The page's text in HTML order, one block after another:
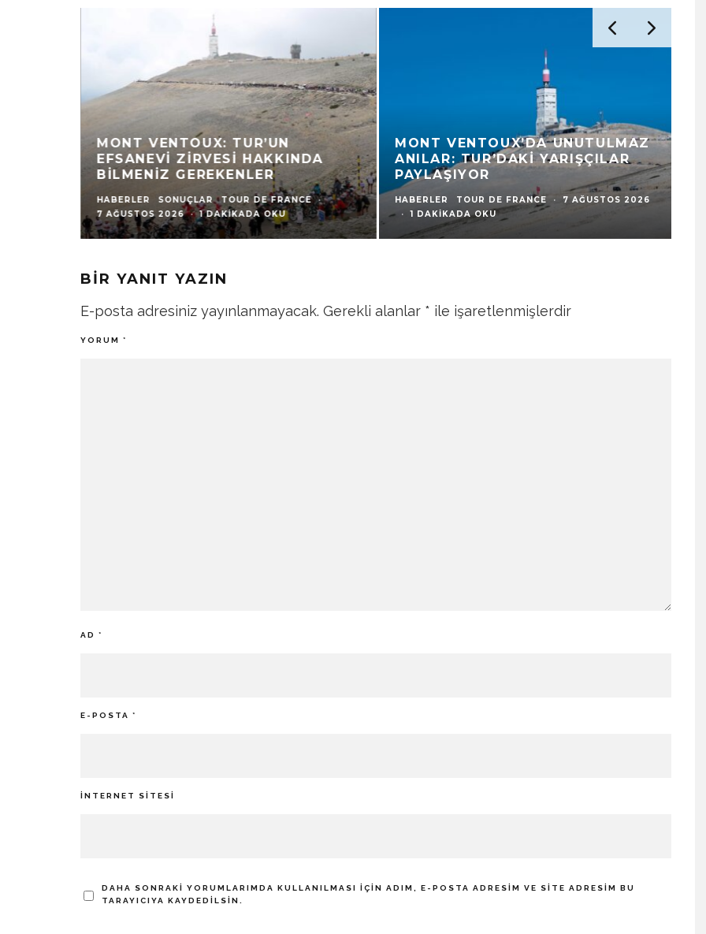
MONT VENTOUX: TUR’UN
EFSANEVI ZIRVESI HAKKINDA
BILMENIZ GEREKENLER
HABERLER SONUÇLAR TOUR DE FRANCE
·
7 AĞUSTOS 2026
· 1 DAKIKADA OKU
MONT VENTOUX’DA UNUTULMAZ
ANILAR: TUR’DAKI YARIŞÇILAR
PAYLAŞIYOR
HABERLER TOUR DE FRANCE ·
7 AĞUSTOS 2026
·
1 DAKIKADA OKU
1
BIR YANIT YAZIN
E-posta adresiniz yayınlanmayacak. Gerekli alanlar * ile işaretlenmişlerdir
YORUM *
AD *
E-POSTA *
İNTERNET SITESI
DAHA SONRAKI YORUMLARIMDA KULLANILMASI IÇIN ADIM, E-POSTA ADRESIM VE SITE ADRESIM BU
TARAYICIYA KAYDEDILSIN.